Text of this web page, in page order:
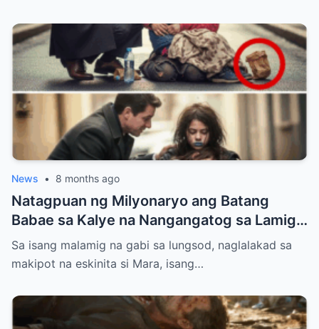
News • 8 months ago
Natagpuan ng Milyonaryo ang Batang
Babae sa Kalye na Nangangatog sa Lamig,
Hawak ang Anak — Ang Ginawa Niyang Isa
ay Nagbago ng Lahat
Sa isang malamig na gabi sa lungsod, naglalakad sa
makipot na eskinita si Mara, isang…